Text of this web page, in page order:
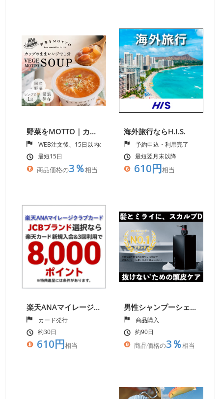
野菜をMOTTO｜カップのままレンジで1分｜簡単贅沢な野菜スープ
WEB注文後、15日以内の入金確認
最短15日
商品価格の3％相当
海外旅行ならH.I.S.
予約申込・利用完了
最短翌月末以降
610円相当
楽天ANAマイレージクラブカード
カード発行
約30日
610円相当
男性シャンプーシェアNo.1 スカルプD 【予防医学のアンファーストア】
商品購入
約90日
商品価格の3％相当